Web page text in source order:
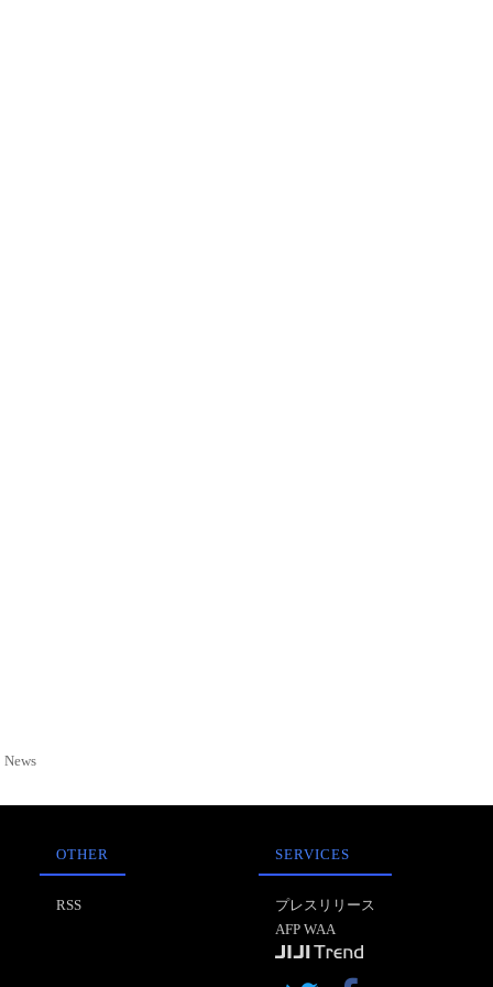
OTHER
RSS
SERVICES
プレスリリース
AFP WAA